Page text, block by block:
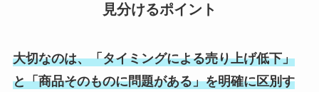
見分けるポイント
大切なのは、「タイミングによる売り上げ低下」
と「商品そのものに問題がある」を明確に区別す